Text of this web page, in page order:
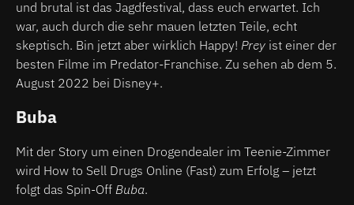
und brutal ist das Jagdfestival, dass euch erwartet. Ich
war, auch durch die sehr mauen letzten Teile, echt
skeptisch. Bin jetzt aber wirklich Happy! Prey ist einer der
besten Filme im Predator-Franchise. Zu sehen ab dem 5.
August 2022 bei Disney+.
Buba
Mit der Story um einen Drogendealer im Teenie-Zimmer
wird How to Sell Drugs Online (Fast) zum Erfolg – jetzt
folgt das Spin-Off Buba.